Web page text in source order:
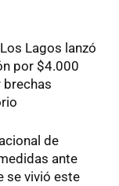
Lagos lanzó
por $4.000
brechas
de
ante
se vivió este